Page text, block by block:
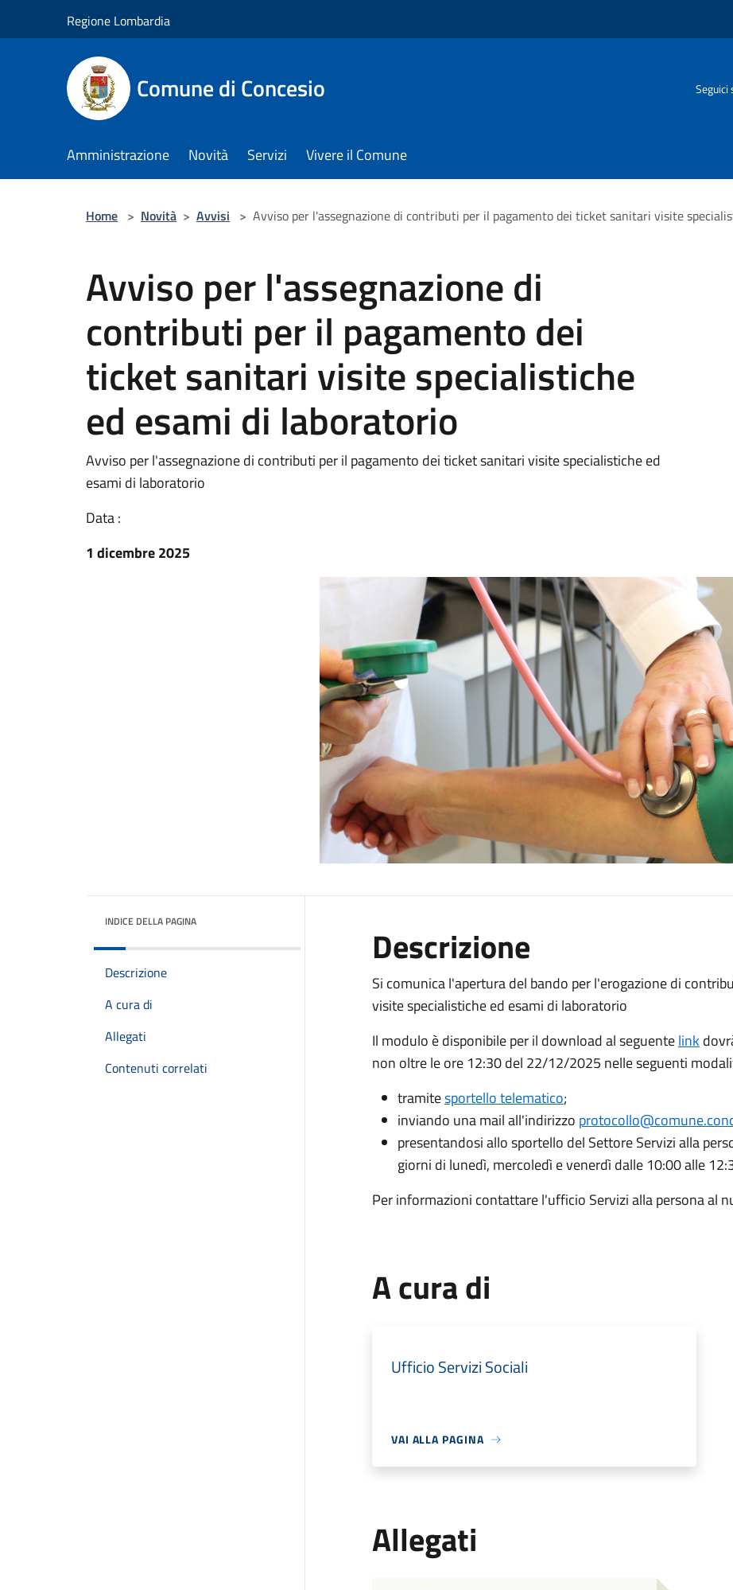
Regione Lombardia
Comune di Concesio Seguici
Amministrazione Novità Servizi Vivere il Comune
Home > Novità > Avvisi > Avviso per l'assegnazione di contributi per il pagamento dei ticket sanitari visite
Avviso per l'assegnazione di
contributi per il pagamento dei
ticket sanitari visite specialistiche
ed esami di laboratorio
Avviso per l'assegnazione di contributi per il pagamento dei ticket sanitari visite specialistiche ed
esami di laboratorio
Data :
1 dicembre 2025
INDICE DELLA PAGINA
Descrizione
A cura di
Allegati
Contenuti correlati
Descrizione
Si comunica l'apertura del bando per l'erogazione di
visite specialistiche ed esami di laboratorio
Il modulo è disponibile per il download al seguentelink
non oltre le ore 12:30 del 22/12/2025 nelle seguenti
tramitesportello telematico;
inviando una mail all'indirizzo
presentandosi allo sportello del Settore Servizi alla
giorni di lunedì, mercoledì e venerdì dalle 10:00 alle
Per informazioni contattare l'ufficio Servizi alla persona al
A cura di
Ufficio Servizi Sociali
VAI ALLA PAGINA
Allegati